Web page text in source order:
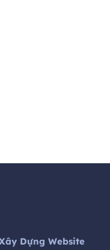
Dựng Website